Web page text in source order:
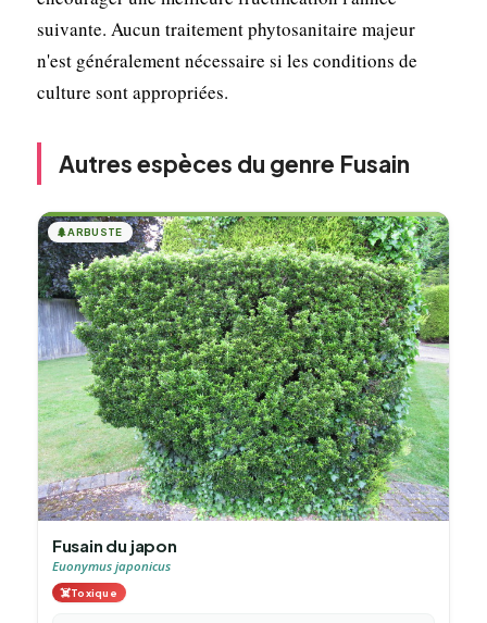
suivante. Aucun traitement phytosanitaire majeur
n'est généralement nécessaire si les conditions de
culture sont appropriées.
Autres espèces du genre Fusain
🌲ARBUSTE
Fusain du japon
Euonymus japonicus
☠️Toxique